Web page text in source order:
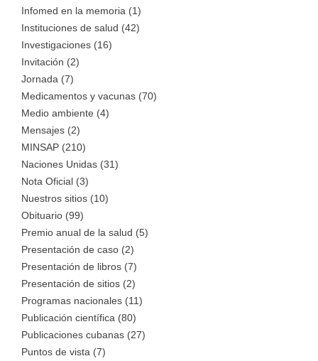
Infomed en la memoria (1)
Instituciones de salud (42)
Investigaciones (16)
Invitación (2)
Jornada (7)
Medicamentos y vacunas (70)
Medio ambiente (4)
Mensajes (2)
MINSAP (210)
Naciones Unidas (31)
Nota Oficial (3)
Nuestros sitios (10)
Obituario (99)
Premio anual de la salud (5)
Presentación de caso (2)
Presentación de libros (7)
Presentación de sitios (2)
Programas nacionales (11)
Publicación científica (80)
Publicaciones cubanas (27)
Puntos de vista (7)